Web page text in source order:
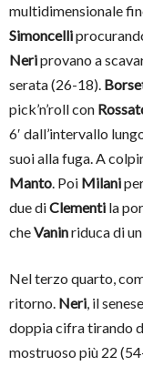
multidimensionale
Simoncelli
Neriprovano a
serata (26-18).
pick’n’roll con
6′ dall’intervallo
suoi alla fuga. A
Manto. Poi Milani
due diClementi la
cheVaninriduca di
Nel terzo quarto,
ritorno. Neri, il
doppia cifra tirando
mostruoso più 22